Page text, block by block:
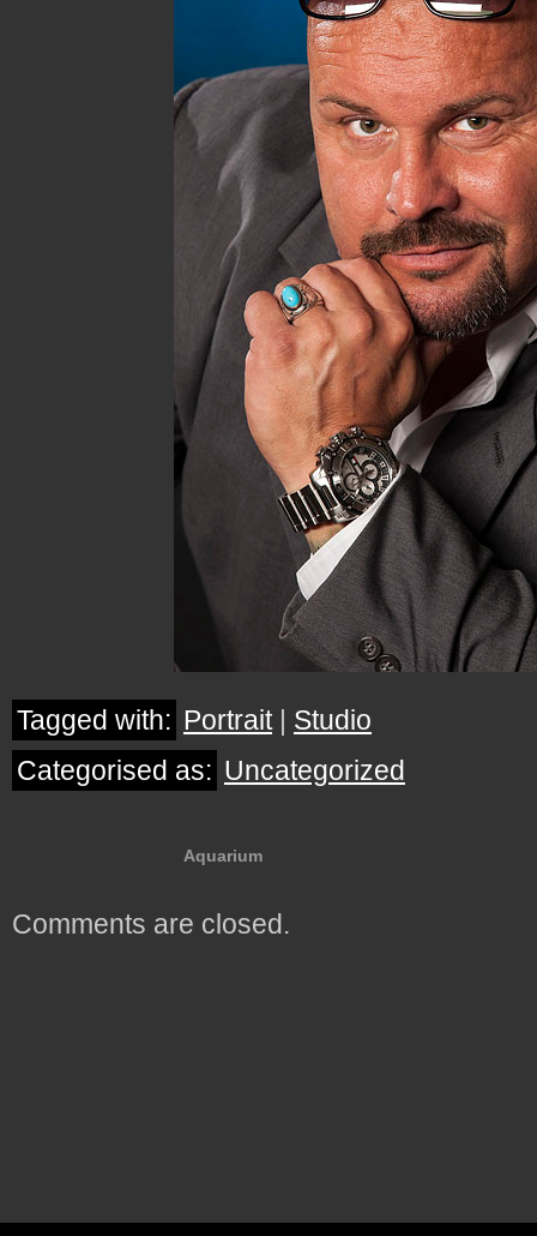
Tagged with: Portrait| Studio
Categorised as: Uncategorized
Aquarium
Comments are closed.